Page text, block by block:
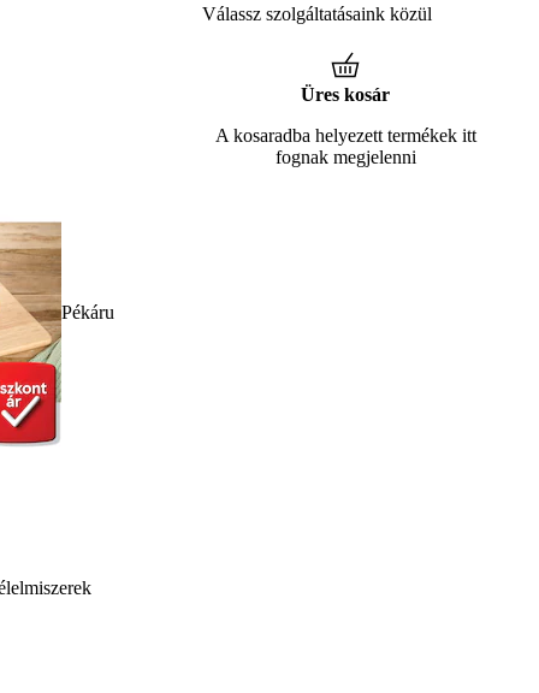
Pékáru
Válassz szolgáltatásaink közül
Üres kosár
A kosaradba helyezett termékek itt
fognak megjelenni